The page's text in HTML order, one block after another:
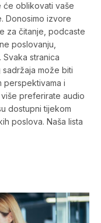
će oblikovati vaše
Donosimo izvore
za čitanje, podcaste
poslovanju,
stranica
može biti
perspektivama i
preferirate audio
dostupni tijekom
poslova. Naša lista